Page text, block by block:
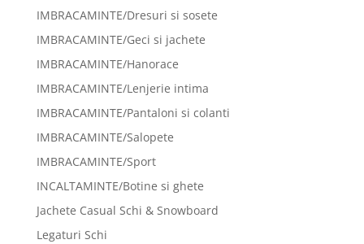
IMBRACAMINTE/Dresuri si sosete
IMBRACAMINTE/Geci si jachete
IMBRACAMINTE/Hanorace
IMBRACAMINTE/Lenjerie intima
IMBRACAMINTE/Pantaloni si colanti
IMBRACAMINTE/Salopete
IMBRACAMINTE/Sport
INCALTAMINTE/Botine si ghete
Jachete Casual Schi & Snowboard
Legaturi Schi